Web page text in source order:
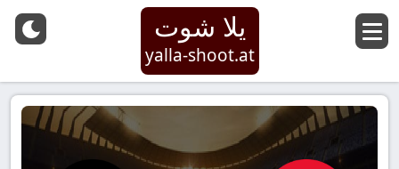
يلا شوت
yalla-shoot.at